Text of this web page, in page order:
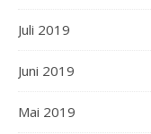
Juli 2019
Juni 2019
Mai 2019